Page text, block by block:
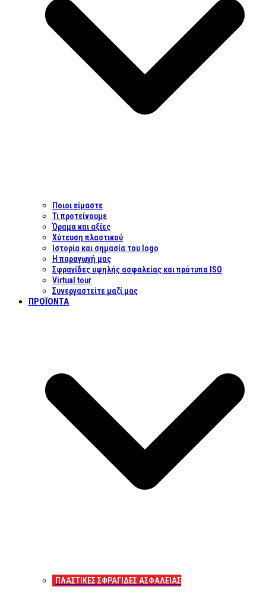
Ποιοι είμαστε
Τι προτείνουμε
Όραμα και αξίες
Χύτευση πλαστικού
Ιστορία και σημασία του logo
Η παραγωγή μας
Σφραγίδες υψηλής ασφαλείας και πρότυπα ISO
Virtual tour
Συνεργαστείτε μαζί μας
ΠΡΟΪΌΝΤΑ
ΠΛΑΣΤΙΚΕΣ ΣΦΡΑΓΙΔΕΣ ΑΣΦΑΛΕΙΑΣ